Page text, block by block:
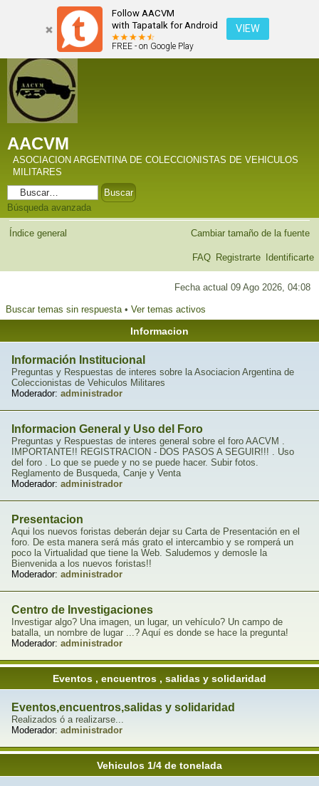
Follow AACVM
with Tapatalk for Android
FREE - on Google Play
VIEW
AACVM
ASOCIACION ARGENTINA DE COLECCIONISTAS DE VEHICULOS
MILITARES
Búsqueda avanzada
Índice general Cambiar tamaño de la fuente
FAQ Registrarte Identificarte
Fecha actual 09 Ago 2026, 04:08
Buscar temas sin respuesta • Ver temas activos
Informacion
Información Institucional
Preguntas y Respuestas de interes sobre la Asociacion Argentina de
Coleccionistas de Vehiculos Militares
Moderador: administrador
Informacion General y Uso del Foro
Preguntas y Respuestas de interes general sobre el foro AACVM .
IMPORTANTE!! REGISTRACION - DOS PASOS A SEGUIR!!! . Uso
del foro . Lo que se puede y no se puede hacer. Subir fotos.
Reglamento de Busqueda, Canje y Venta
Moderador: administrador
Presentacion
Aqui los nuevos foristas deberán dejar su Carta de Presentación en el
foro. De esta manera será más grato el intercambio y se romperá un
poco la Virtualidad que tiene la Web. Saludemos y demosle la
Bienvenida a los nuevos foristas!!
Moderador: administrador
Centro de Investigaciones
Investigar algo? Una imagen, un lugar, un vehículo? Un campo de
batalla, un nombre de lugar ...? Aquí es donde se hace la pregunta!
Moderador: administrador
Eventos , encuentros , salidas y solidaridad
Eventos,encuentros,salidas y solidaridad
Realizados ó a realizarse...
Moderador: administrador
Vehiculos 1/4 de tonelada